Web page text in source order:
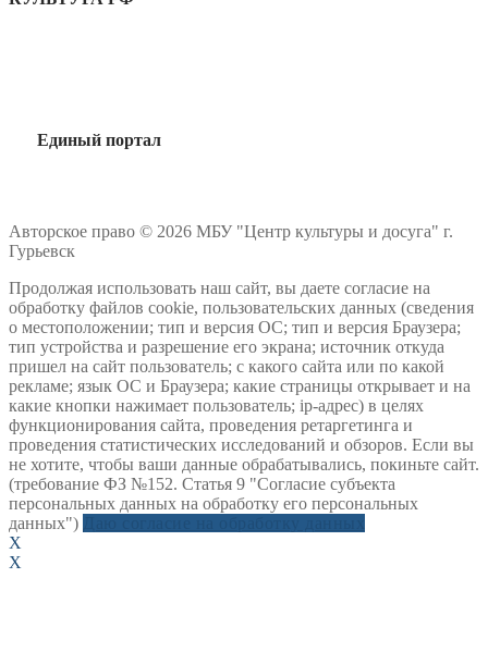
Единый портал
Авторское право © 2026 МБУ "Центр культуры и досуга" г.
Гурьевск
Продолжая использовать наш сайт, вы даете согласие на
обработку файлов cookie, пользовательских данных (сведения
о местоположении; тип и версия ОС; тип и версия Браузера;
тип устройства и разрешение его экрана; источник откуда
пришел на сайт пользователь; с какого сайта или по какой
рекламе; язык ОС и Браузера; какие страницы открывает и на
какие кнопки нажимает пользователь; ip-адрес) в целях
функционирования сайта, проведения ретаргетинга и
проведения статистических исследований и обзоров. Если вы
не хотите, чтобы ваши данные обрабатывались, покиньте сайт.
(требование ФЗ №152. Статья 9 "Согласие субъекта
персональных данных на обработку его персональных
данных")
X
X